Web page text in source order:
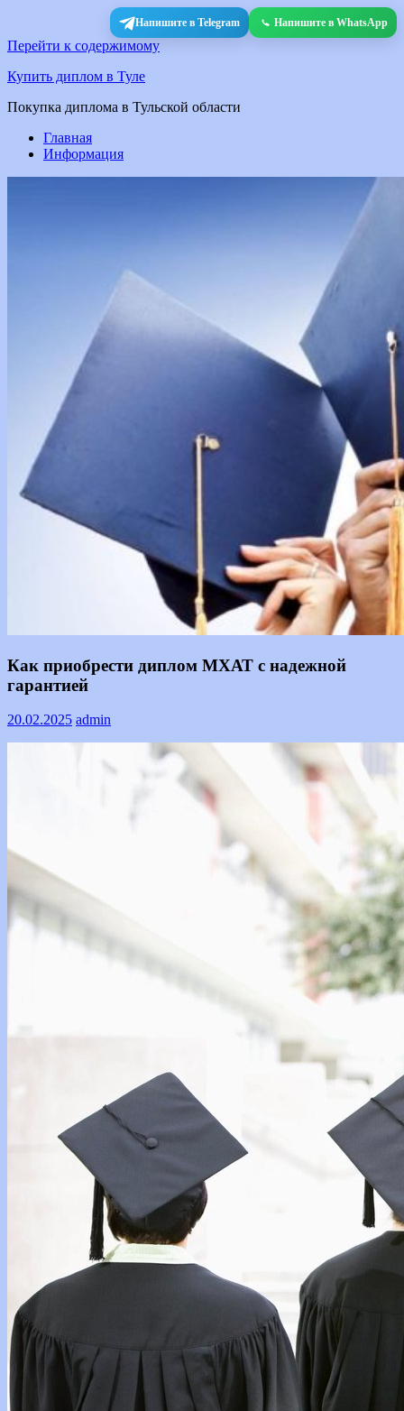
Напишите в Telegram Напишите в WhatsApp
Перейти к содержимому
Купить диплом в Туле
Покупка диплома в Тульской области
Главная
Информация
Информация
Как приобрести диплом МХАТ с надежной
гарантией
20.02.2025 admin